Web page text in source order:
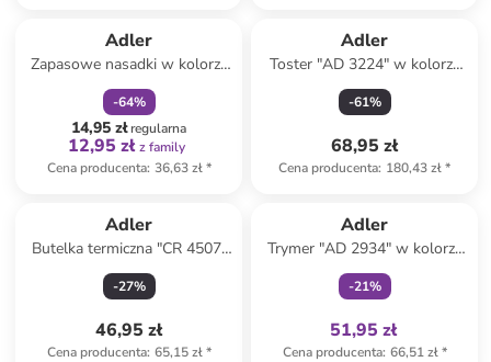
Adler
Zapasowe nasadki w kolorze
szarym do czyszczenia
-64%
14,95 złregularna
12,95 zł z family
Cena producenta: 36,63 zł*
Adler
Toster "AD 3224" w kolorze
czarnym
-61%
68,95 zł
Cena producenta: 180,43 zł*
Adler
Butelka termiczna "CR 4507"
w kolorze czarnym - 473 ml
-27%
46,95 zł
Cena producenta: 65,15 zł*
Adler
Trymer "AD 2934" w kolorze
czarnym do brwi
-21%
51,95 zł
Cena producenta: 66,51 zł*